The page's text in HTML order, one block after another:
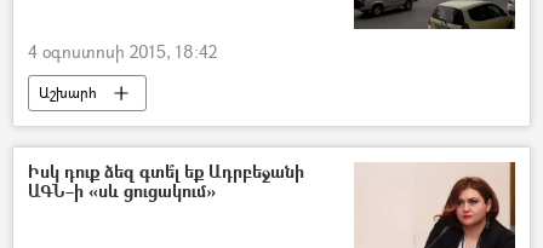
4 օգոստոսի 2015, 18:42
Աշխարհ
Իսկ դուք ձեզ գտե՞լ եք Ադրբեջանի
ԱԳՆ–ի «սև ցուցակում»